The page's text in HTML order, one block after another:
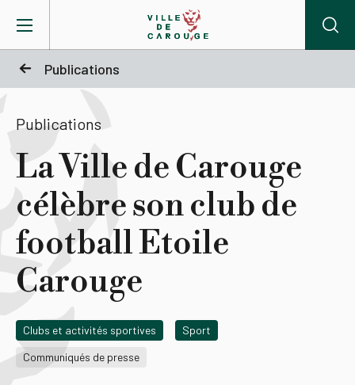
Publications
Mairie
Vie pratique
Actualités
Agenda
Lieux
Publications
La Ville de Carouge
célèbre son club de
football Etoile
Carouge
Clubs et activités sportives
Sport
Communiqués de presse